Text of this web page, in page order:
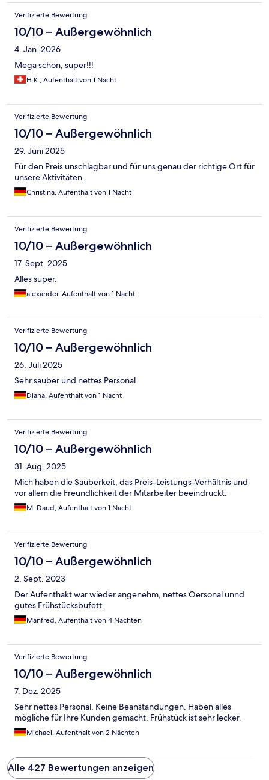
Verifizierte Bewertung
10/10 – Außergewöhnlich
4. Jan. 2026
Mega schön, super!!!
H.K., Aufenthalt von 1 Nacht
Verifizierte Bewertung
10/10 – Außergewöhnlich
29. Juni 2025
Für den Preis unschlagbar und für uns genau der richtige Ort für
unsere Aktivitäten.
Christina, Aufenthalt von 1 Nacht
Verifizierte Bewertung
10/10 – Außergewöhnlich
17. Sept. 2025
Alles super.
alexander, Aufenthalt von 1 Nacht
Verifizierte Bewertung
10/10 – Außergewöhnlich
26. Juli 2025
Sehr sauber und nettes Personal
Diana, Aufenthalt von 1 Nacht
Verifizierte Bewertung
10/10 – Außergewöhnlich
31. Aug. 2025
Mich haben die Sauberkeit, das Preis-Leistungs-Verhältnis und
vor allem die Freundlichkeit der Mitarbeiter beeindruckt.
M. Daud, Aufenthalt von 1 Nacht
Verifizierte Bewertung
10/10 – Außergewöhnlich
2. Sept. 2023
Der Aufenthakt war wieder angenehm, nettes Oersonal unnd
gutes Frühstücksbufett.
Manfred, Aufenthalt von 4 Nächten
Verifizierte Bewertung
10/10 – Außergewöhnlich
7. Dez. 2025
Sehr nettes Personal. Keine Beanstandungen. Haben alles
mögliche für Ihre Kunden gemacht. Frühstück ist sehr lecker.
Michael, Aufenthalt von 2 Nächten
Alle 427 Bewertungen anzeigen